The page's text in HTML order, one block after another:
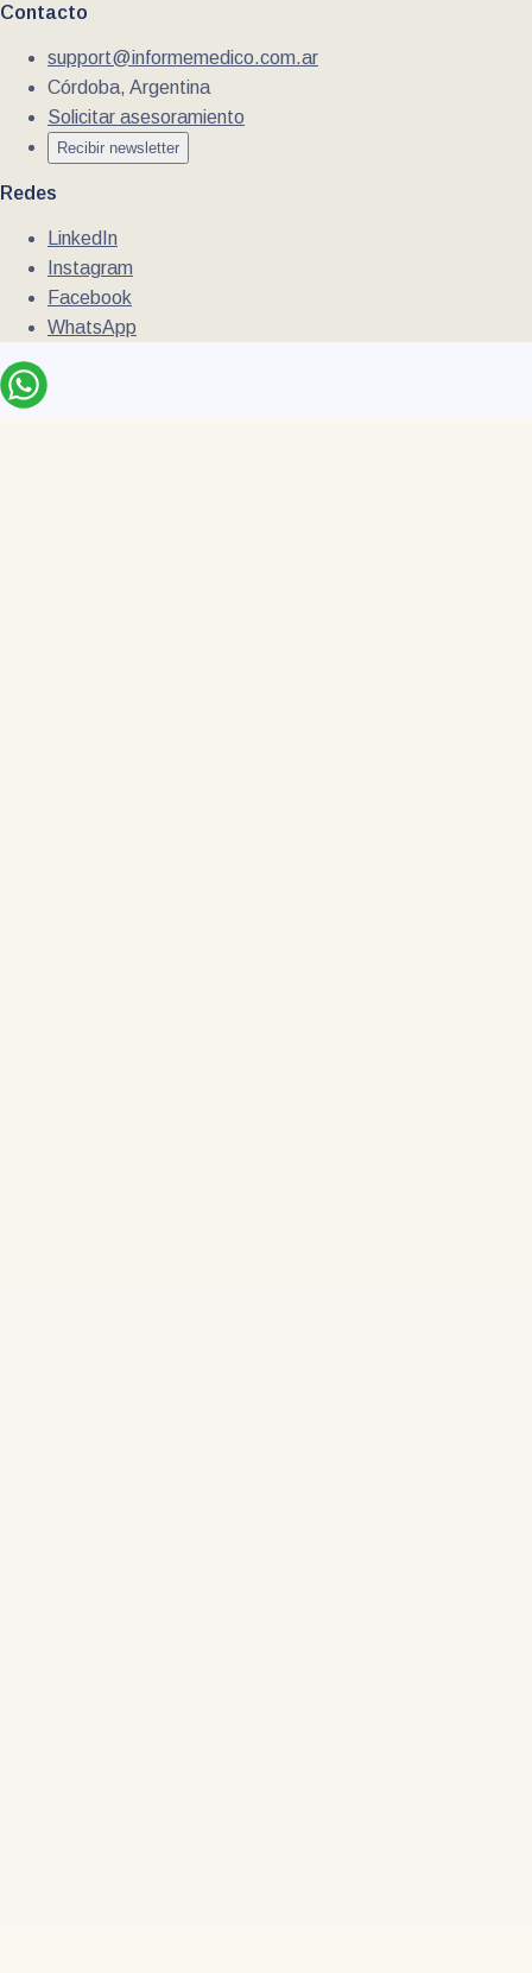
Contacto
support@informemedico.com.ar
Córdoba, Argentina
Solicitar asesoramiento
Recibir newsletter
Redes
LinkedIn
Instagram
Facebook
WhatsApp